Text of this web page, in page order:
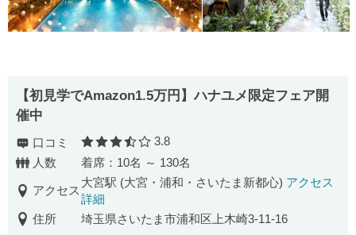
【初見学でAmazon1.5万円】ハナユメ限定フェア開
催中
口コミ 口コミ評価
3.8
人数
着席：10名 ～ 130名
アクセス
大宮駅 (大宮・浦和・さいたま新都心) アクセス
詳細
住所
埼玉県さいたま市浦和区上木崎3-11-16